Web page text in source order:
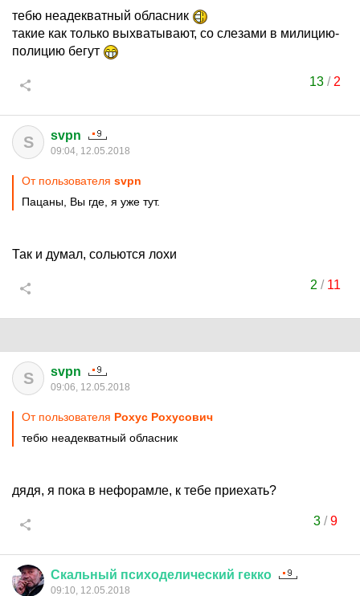
тебю неадекватный обласник
такие как только выхватывают, со слезами в милицию-
полицию бегут
13 / 2
S svpn
09:04, 12.05.2018
От пользователя svpn
Пацаны, Вы где, я уже тут.
Так и думал, сольются лохи
2 / 11
S svpn
09:06, 12.05.2018
От пользователя Рохус Рохусович
тебю неадекватный обласник
дядя, я пока в нефорамле, к тебе приехать?
3/9
Скальный психоделический гекко
09:10, 12.05.2018